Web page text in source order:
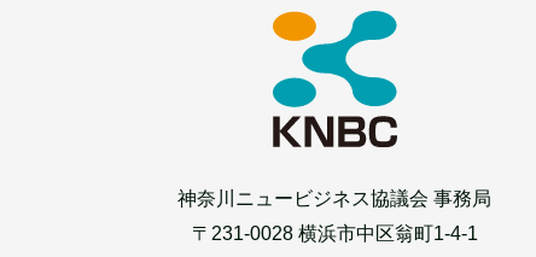
神奈川ニュービジネス協議会 事務局
〒231-0028 横浜市中区翁町1-4-1